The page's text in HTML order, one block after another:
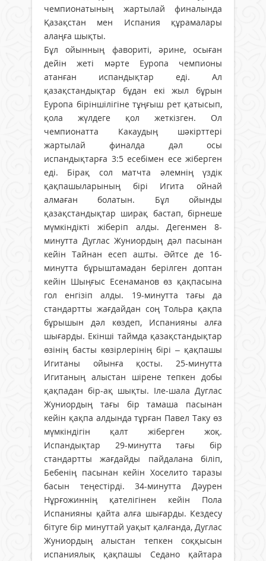
чемпионатының жартылай финалында
Қазақстан мен Испания құрамалары
алаңға шықты.
Бұл ойынның фавориті, әрине, осыған
дейін жеті мәрте Еуропа чемпионы
атанған испандықтар еді. Ал
қазақстандықтар бұдан екі жыл бұрын
Еуропа біріншілігіне тұңғыш рет қатысып,
қола жүлдеге қол жеткізген. Ол
чемпионатта Какаудың шәкірттері
жартылай финалда дәл осы
испандықтарға 3:5 есебімен есе жіберген
еді. Бірақ сол матчта әлемнің үздік
қақпашыларының бірі Игита ойнай
алмаған болатын. Бұл ойынды
қазақстандықтар ширақ бастап, бірнеше
мүмкіндікті жіберіп алды. Дегенмен 8-
минутта Дуглас Жуниордың дәл пасынан
кейін Тайнан есеп ашты. Әйтсе де 16-
минутта бұрыштамадан берілген доптан
кейін Шыңғыс Есенаманов өз қақпасына
гол енгізіп алды. 19-минутта тағы да
стандартты жағдайдан соң Тольра қақпа
бұрышын дәл көздеп, Испанияны алға
шығарды. Екінші таймда қазақстандықтар
өзінің басты көзірлерінің бірі – қақпашы
Игитаны ойынға қосты. 25-минутта
Игитаның алыстан шірене тепкен добы
қақпадан бір-ақ шықты. Іле-шала Дуглас
Жуниордың тағы бір тамаша пасынан
кейін қақпа алдында тұрған Павел Таку өз
мүмкіндігін қалт жіберген жоқ.
Испандықтар 29-минутта тағы бір
стандартты жағдайды пайдалана біліп,
Бебенің пасынан кейін Хоселито таразы
басын теңестірді. 34-минутта Дәурен
Нұрғожиннің қателігінен кейін Пола
Испанияны қайта алға шығарды. Кездесу
бітуге бір минуттай уақыт қалғанда, Дуглас
Жуниордың алыстан тепкен соққысын
испаниялық қақпашы Седано қайтара